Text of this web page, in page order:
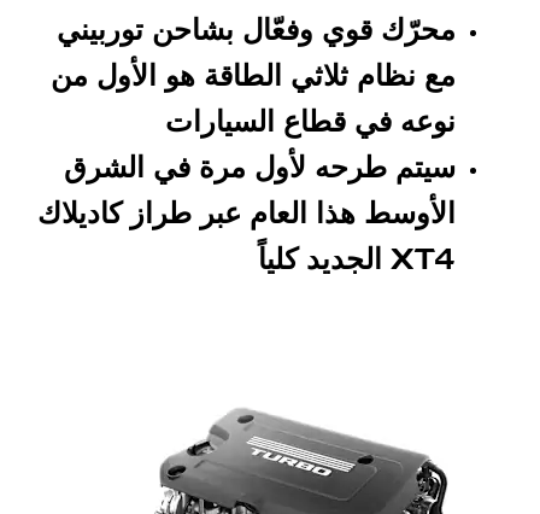
محرّك قوي وفعّال بشاحن توربيني
مع نظام ثلاثي الطاقة هو الأول من
نوعه في قطاع السيارات
سيتم طرحه لأول مرة في الشرق
الأوسط هذا العام عبر طراز كاديلاك
XT4 الجديد كلياً